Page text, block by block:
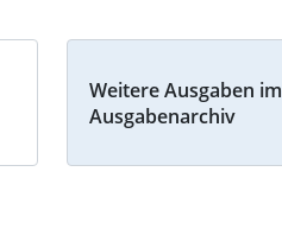
Weitere Ausgaben im
Ausgabenarchiv